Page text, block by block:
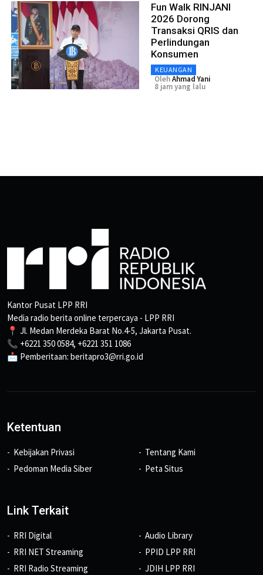
Fun Walk RINJANI
2026 Dorong
Transaksi QRIS dan
Perlindungan
Konsumen
KEUANGAN
OlehAhmad Yani
8 jam yang lalu
Kantor Pusat LPP RRI
Media radio berita online terpercaya - LPP RRI
📍 Jl. Medan Merdeka Barat No.4-5, Jakarta Pusat.
📞 +6221 350 0584, +6221 351 1086
📩 Pemberitaan: beritapro3@rri.go.id
Ketentuan
Kebijakan Privasi
Pedoman Media Siber
Tentang Kami
Peta Situs
Link Terkait
RRI Digital
RRI NET Streaming
RRI Radio Streaming
Audio Library
PPID LPP RRI
JDIH LPP RRI